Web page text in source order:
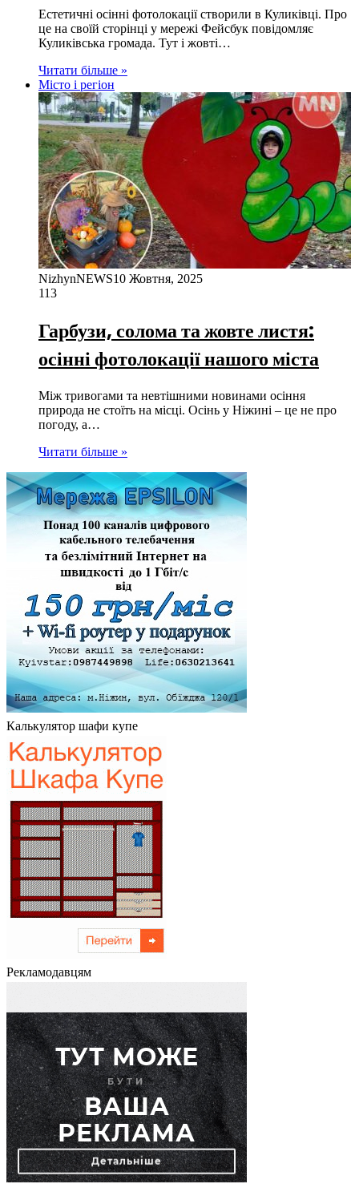
Естетичні осінні фотолокації створили в Куликівці. Про
це на своїй сторінці у мережі Фейсбук повідомляє
Куликівська громада. Тут і жовті…
Читати більше »
Місто і регіон
NizhynNEWS10 Жовтня, 2025
113
Гарбузи, солома та жовте листя:
осінні фотолокації нашого міста
Між тривогами та невтішними новинами осіння
природа не стоїть на місці. Осінь у Ніжині – це не про
погоду, а…
Читати більше »
Калькулятор шафи купе
Рекламодавцям